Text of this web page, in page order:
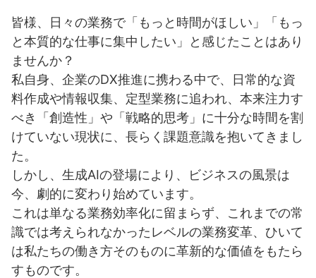
1-3. 業務効率化を超えた「創造性」と「戦略的思考」の
解放
定型業務からの解放がもたらす「時間の創出」
「創造性」の解放：アイデアと発想を加速するM365
Copilot
「戦略的思考」の解放：本質的な意思決定を支援する
2-1. ドキュメント作成・編集の新常識：Wordと
PowerPoint Copilot
Word Copilotがあなたの執筆を強力にサポート！
PowerPoint Copilotでプレゼンテーションの準備を劇的に
短縮！
皆様、日々の業務で「もっと時間がほしい」「もっ
と本質的な仕事に集中したい」と感じたことはあり
ませんか？
私自身、企業のDX推進に携わる中で、日常的な資
料作成や情報収集、定型業務に追われ、本来注力す
べき「創造性」や「戦略的思考」に十分な時間を割
けていない現状に、長らく課題意識を抱いてきまし
た。
しかし、生成AIの登場により、ビジネスの風景は
今、劇的に変わり始めています。
これは単なる業務効率化に留まらず、これまでの常
識では考えられなかったレベルの業務変革、ひいて
は私たちの働き方そのものに革新的な価値をもたら
すものです。